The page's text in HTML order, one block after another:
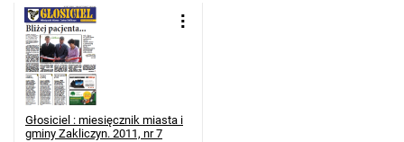
Głosiciel : miesięcznik miasta i
gminy Zakliczyn. 2011, nr 7